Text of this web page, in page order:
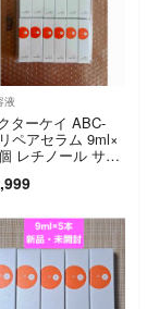
液
ターケイ ABC-
ペアセラム 9ml×
レチノール サン